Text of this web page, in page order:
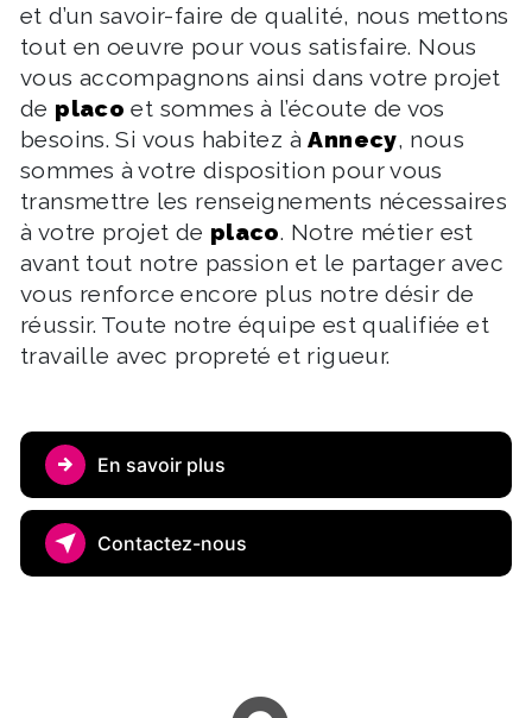
et d’un savoir-faire de qualité, nous mettons
tout en oeuvre pour vous satisfaire. Nous
vous accompagnons ainsi dans votre projet
de placo et sommes à l’écoute de vos
besoins. Si vous habitez àAnnecy, nous
sommes à votre disposition pour vous
transmettre les renseignements nécessaires
à votre projet de placo. Notre métier est
avant tout notre passion et le partager avec
vous renforce encore plus notre désir de
réussir. Toute notre équipe est qualifiée et
travaille avec propreté et rigueur.
En savoir plus
Contactez-nous